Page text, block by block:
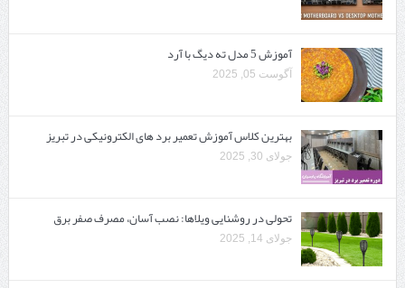
آموزش 5 مدل ته دیگ با آرد
آگوست 05, 2025
بهترین کلاس آموزش تعمیر برد های الکترونیکی در تبریز
جولای 30, 2025
تحولی در روشنایی ویلاها: نصب آسان، مصرف صفر برق
جولای 14, 2025